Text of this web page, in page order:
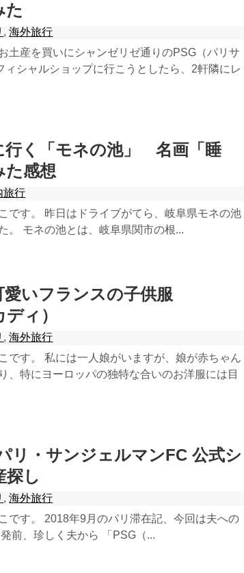
た
,海外旅行
土産を買いにシャンゼリゼ通りのPSG（パリサ
ィシャルショップに行こうとしたら、2軒隣にレ
行く「モネの池」 名画「睡
た感想
旅行
です。 昨日はドライブがてら、岐阜県モネの池
。 モネの池とは、岐阜県関市の根...
愛いフランスの子供服
ィ）
,海外旅行
です。 私には一人娘がいますが、娘が赤ちゃん
、特にヨーロッパの独特な合いのお洋服には目
リ・サンジェルマンFC 公式シ
探し
,海外旅行
です。 2018年9月のパリ滞在記、今回は夫への
前、珍しく夫から 「PSG（...